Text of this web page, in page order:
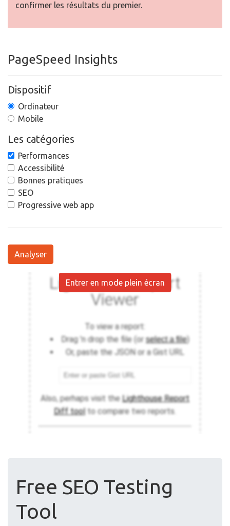
confirmer les résultats du premier.
PageSpeed Insights
Dispositif
Ordinateur
Mobile
Les catégories
Performances
Accessibilité
Bonnes pratiques
SEO
Progressive web app
Analyser
Entrer en mode plein écran
Free SEO Testing
Tool